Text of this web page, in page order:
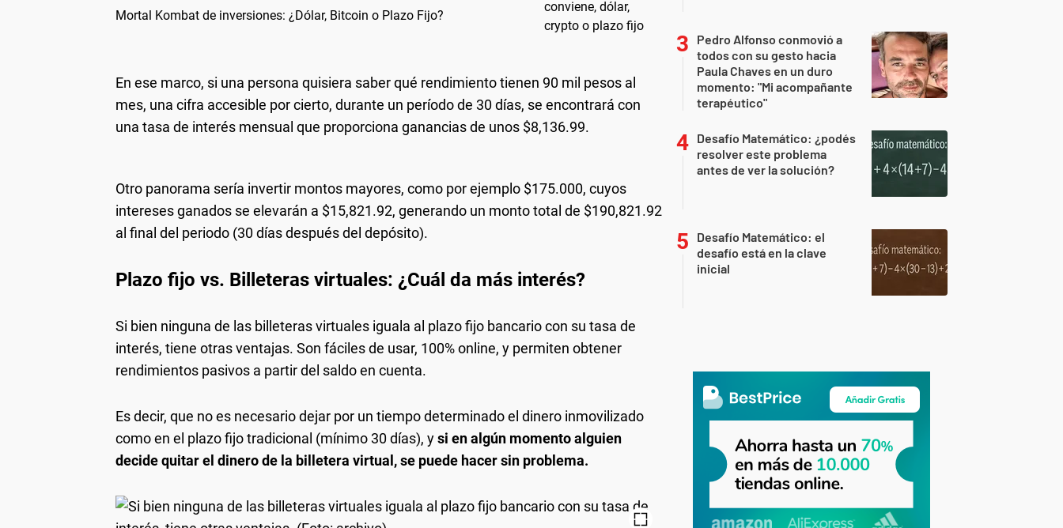
Mortal Kombat de inversiones: ¿Dólar, Bitcoin o Plazo Fijo?
En ese marco, si una persona quisiera saber qué rendimiento tienen 90 mil pesos al
mes, una cifra accesible por cierto, durante un período de 30 días, se encontrará con
una tasa de interés mensual que proporciona ganancias de unos $8,136.99.
Otro panorama sería invertir montos mayores, como por ejemplo $175.000, cuyos
intereses ganados se elevarán a $15,821.92, generando un monto total de $190,821.92
al final del periodo (30 días después del depósito).
Plazo fijo vs. Billeteras virtuales: ¿Cuál da más interés?
Si bien ninguna de las billeteras virtuales iguala al plazo fijo bancario con su tasa de
interés, tiene otras ventajas. Son fáciles de usar, 100% online, y permiten obtener
rendimientos pasivos a partir del saldo en cuenta.
Es decir, que no es necesario dejar por un tiempo determinado el dinero inmovilizado
como en el plazo fijo tradicional (mínimo 30 días), ysi en algún momento alguien
decide quitar el dinero de la billetera virtual, se puede hacer sin problema.
Pedro Alfonso conmovió a
todos con su gesto hacia
Paula Chaves en un duro
momento: "Mi acompañante
terapéutico"
Desafío Matemático: ¿podés
resolver este problema
antes de ver la solución?
Desafío Matemático: el
desafío está en la clave
inicial